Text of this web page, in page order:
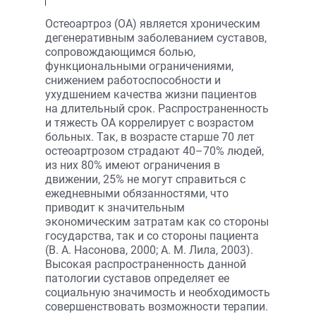
Остеоартроз (ОА) является хроническим
дегенеративным заболеванием суставов,
сопровождающимся болью,
функциональными ограничениями,
снижением работоспособности и
ухудшением качества жизни пациентов
на длительный срок. Распространенность
и тяжесть ОА коррелирует с возрастом
больных. Так, в возрасте старше 70 лет
остеоартрозом страдают 40–70% людей,
из них 80% имеют ограничения в
движении, 25% не могут справиться с
ежедневными обязанностями, что
приводит к значительным
экономическим затратам как со стороны
государства, так и со стороны пациента
(В. А. Насонова, 2000; А. М. Лила, 2003).
Высокая распространенность данной
патологии суставов определяет ее
социальную значимость и необходимость
совершенствовать возможности терапии.